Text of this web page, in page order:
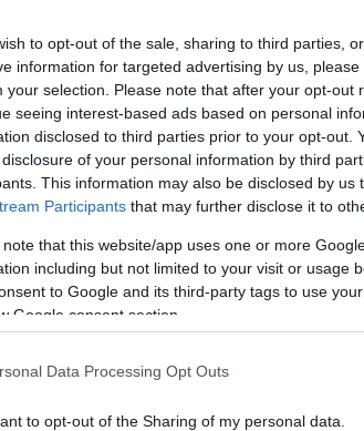
to opt-out of the sale, sharing to third parties,
information for targeted advertising by us,
your selection. Please note that after your opt-out
seeing interest-based ads based on personal
disclosed to third parties prior to your opt-out.
of your personal information by third
This information may also be disclosed by us
Participants that may further disclose it to
note that this website/app uses one or more
including but not limited to your visit or usage
to Google and its third-party tags to use
Google consent section.
Data Processing Opt Outs
to opt-out of the Sharing of my personal data.